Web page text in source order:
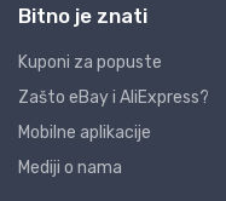
Bitno je znati
Kuponi za popuste
Zašto eBay i AliExpress?
Mobilne aplikacije
Mediji o nama